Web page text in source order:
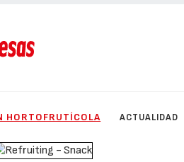
HORTOFRUTÍCOLA ACTUALIDAD